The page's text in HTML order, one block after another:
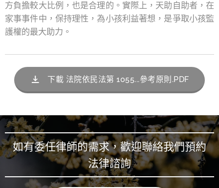
方負擔較大比例，也是合理的。實際上，天助自助者，在
家事事件中，保持理性，為小孩利益著想，是爭取小孩監
護權的最大助力。
下載 法院依民法第 1055...參考原則.PDF
如有委任律師的需求，歡迎聯絡我們預約
法律諮詢